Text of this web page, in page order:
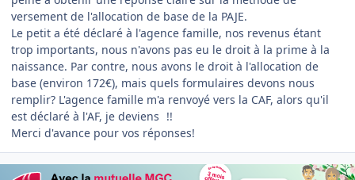
versement de l'allocation de base de la PAJE.
Le petit a été déclaré à l'agence famille, nos revenus étant
trop importants, nous n'avons pas eu le droit à la prime à la
naissance. Par contre, nous avons le droit à l'allocation de
base (environ 172€), mais quels formulaires devons nous
remplir? L'agence famille m'a renvoyé vers la CAF, alors qu'il
est déclaré à l'AF, je deviens !!
Merci d'avance pour vos réponses!